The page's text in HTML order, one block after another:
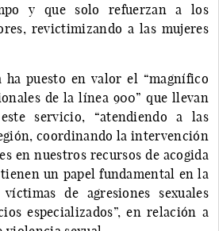
y que solo refuerzan a los
revictimizando a las mujeres
ha puesto en valor el “magnífico
de la línea 900” que llevan
servicio, “atendiendo a las
coordinando la intervención
en nuestros recursos de acogida
un papel fundamental en la
de agresiones sexuales
especializados”, en relación a